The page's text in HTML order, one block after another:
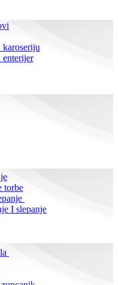
karoseriju
enterijer
torbe
I slepanje